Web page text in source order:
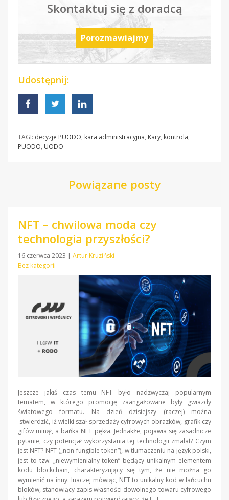
Skontaktuj się z doradcą
Porozmawiajmy
Udostępnij:
TAGI: decyzje PUODO, kara administracyjna, Kary, kontrola,
PUODO, UODO
Powiązane posty
NFT – chwilowa moda czy
technologia przyszłości?
16 czerwca 2023 | Artur Kruziński
Bez kategorii
Jeszcze jakiś czas temu NFT było nadzwyczaj popularnym
tematem, w którego promocję zaangażowane były gwiazdy
światowego formatu. Na dzień dzisiejszy (raczej) można
stwierdzić, iż wielki szał sprzedaży cyfrowych obrazków, grafik czy
gifów minął, a bańka NFT pękła. Jednakże, pojawia się zasadnicze
pytanie, czy potencjał wykorzystania tej technologii zmalał? Czym
jest NFT? NFT („non-fungible token”), w tłumaczeniu na język polski,
jest to tzw. „niewymienialny token” będący unikalnym elementem
kodu blockchain, charakteryzujący się tym, że nie można go
wymienić na inny. Inaczej mówiąc, NFT to unikalny kod w łańcuchu
bloków, stanowiący zapis własności dowolnego towaru cyfrowego